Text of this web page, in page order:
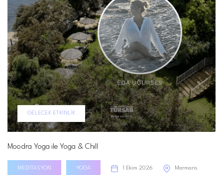
GELECEK ETKINLIK
Moodra Yoga ile Yoga & Chill
MEDITASYON YOGA 1 Ekim 2026 Marmaris